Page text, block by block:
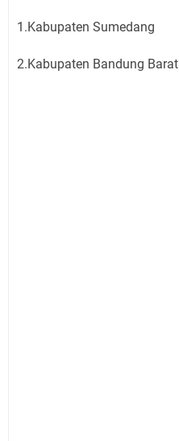
1.Kabupaten Sumedang
2.Kabupaten Bandung Barat